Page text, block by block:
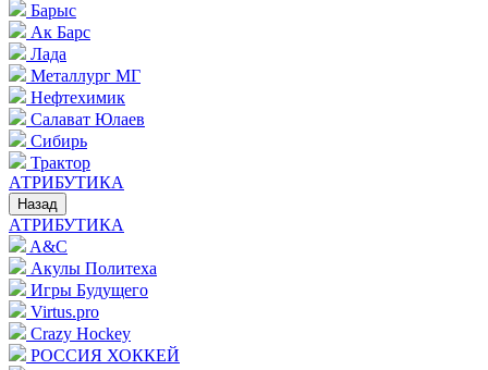
Барыс
Ак Барс
Лада
Металлург МГ
Нефтехимик
Салават Юлаев
Сибирь
Трактор
АТРИБУТИКА
Назад
АТРИБУТИКА
A&C
Акулы Политеха
Игры Будущего
Virtus.pro
Crazy Hockey
РОССИЯ ХОККЕЙ